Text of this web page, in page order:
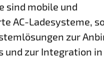
sind mobile und
AC-Ladesysteme,
zur
und zur Integration in